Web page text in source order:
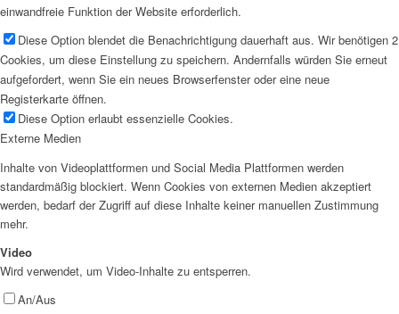
einwandfreie Funktion der Website erforderlich.
Diese Option blendet die Benachrichtigung dauerhaft aus. Wir benötigen 2
Cookies, um diese Einstellung zu speichern. Andernfalls würden Sie erneut
aufgefordert, wenn Sie ein neues Browserfenster oder eine neue
Registerkarte öffnen.
Diese Option erlaubt essenzielle Cookies.
Externe Medien
Inhalte von Videoplattformen und Social Media Plattformen werden
standardmäßig blockiert. Wenn Cookies von externen Medien akzeptiert
werden, bedarf der Zugriff auf diese Inhalte keiner manuellen Zustimmung
mehr.
Video
Wird verwendet, um Video-Inhalte zu entsperren.
An/Aus